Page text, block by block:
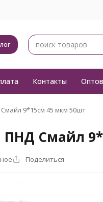
Контакты
9*15см 45 мкм 50шт
ПНД Смайл
Поделиться